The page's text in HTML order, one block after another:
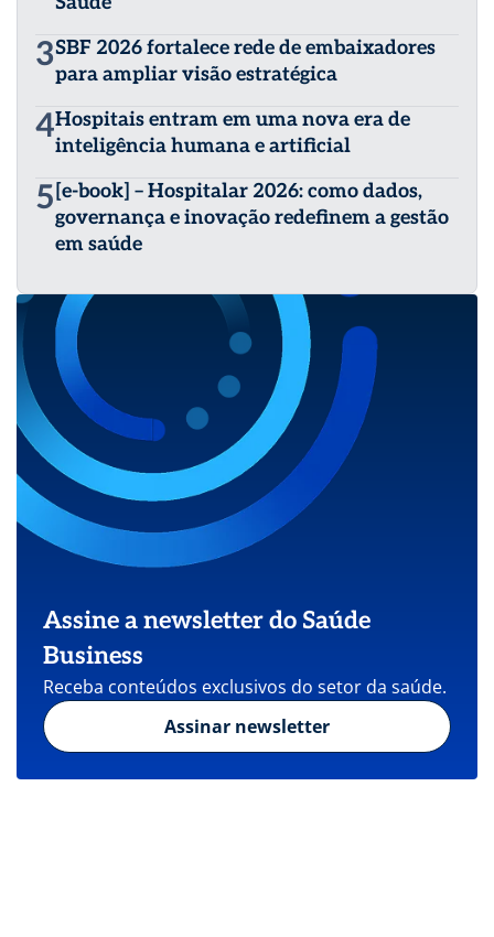
3SBF 2026 fortalece rede de embaixadores
para ampliar visão estratégica
4Hospitais entram em uma nova era de
inteligência humana e artificial
5 [e-book] – Hospitalar 2026: como dados,
governança e inovação redefinem a gestão
em saúde
Assine a newsletter do Saúde
Business
Receba conteúdos exclusivos do setor da saúde.
Assinar newsletter